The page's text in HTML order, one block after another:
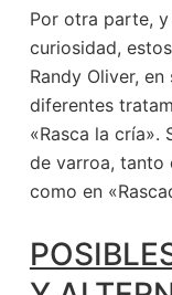
Por otra parte,
curiosidad,
Randy Oliver,
diferentes
«Rasca la cría».
de varroa, tanto
como en